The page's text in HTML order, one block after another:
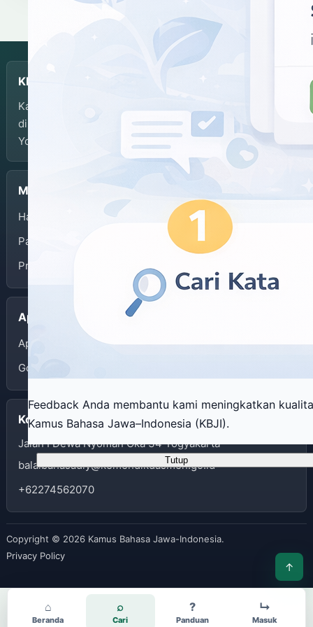
Feedback Anda membantu kami meningkatkan
Kamus Bahasa Jawa–Indonesia (KBJI).
Tutup
KBJI
Kamus Bahasa Jawa-Indonesia dikembangkan dan
dikelola oleh Balai Bahasa Provinsi Daerah Istimewa
Yogyakarta.
Menu
Halaman Depan
Panduan Penggunaan
Privacy Policy
Aplikasi
App Store
Google Play
Kontak
Jalan I Dewa Nyoman Oka 34 Yogyakarta
balaibahasadiy@kemendikdasmen.go.id
+62274562070
Copyright © 2026 Kamus Bahasa Jawa-Indonesia.
Privacy Policy
⌂
Beranda
⌕
Cari
?
Panduan
↳
Masuk
↑